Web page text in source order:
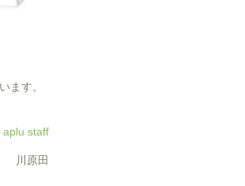
ます。
aplu staff
川原田